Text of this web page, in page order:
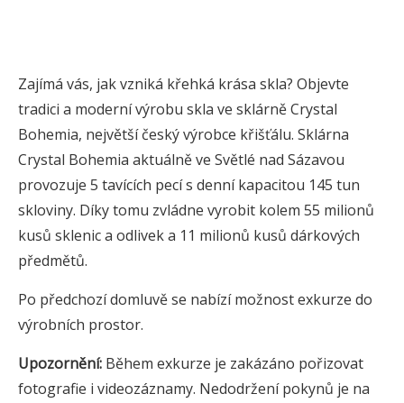
Zajímá vás, jak vzniká křehká krása skla? Objevte
tradici a moderní výrobu skla ve sklárně Crystal
Bohemia, největší český výrobce křišťálu. Sklárna
Crystal Bohemia aktuálně ve Světlé nad Sázavou
provozuje 5 tavících pecí s denní kapacitou 145 tun
skloviny. Díky tomu zvládne vyrobit kolem 55 milionů
kusů sklenic a odlivek a 11 milionů kusů dárkových
předmětů.
Po předchozí domluvě se nabízí možnost exkurze do
výrobních prostor.
Upozornění: Během exkurze je zakázáno pořizovat
fotografie i videozáznamy. Nedodržení pokynů je na